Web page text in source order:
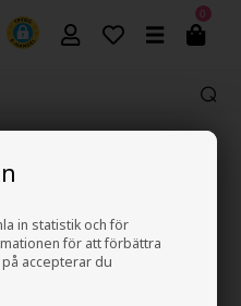
in statistik och för
för att förbättra
accepterar du
0